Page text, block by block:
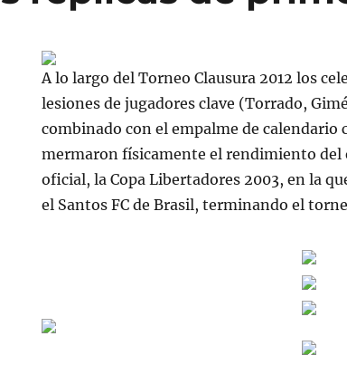
A lo largo del Torneo Clausura 2012 los
lesiones de jugadores clave (Torrado,
combinado con el empalme de calendario
mermaron físicamente el rendimiento
oficial, la Copa Libertadores 2003, en la
el Santos FC de Brasil, terminando el